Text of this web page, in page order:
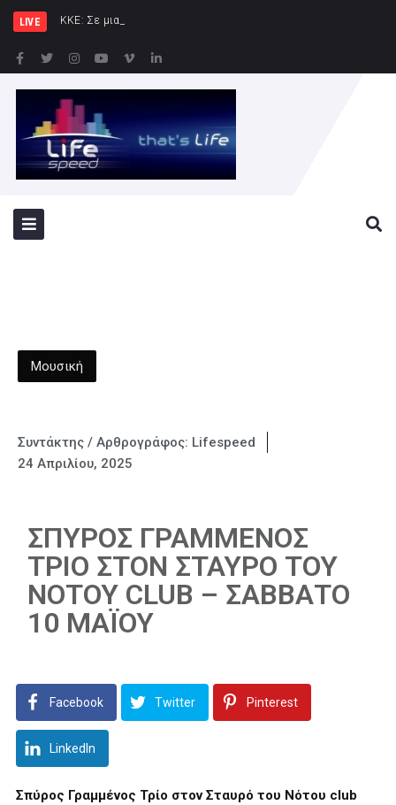
LIVE ΚΚΕ: Σε μια περιοχή που ήδη
Μουσική
Συντάκτης / Αρθρογράφος: Lifespeed
24 Απριλίου, 2025
ΣΠΥΡΟΣ ΓΡΑΜΜΕΝΟΣ
ΤΡΙΟ ΣΤΟΝ ΣΤΑΥΡΟ ΤΟΥ
ΝΟΤΟΥ CLUB – ΣΑΒΒΑΤΟ
10 ΜΑΪΟΥ
Facebook Twitter Pinterest
LinkedIn
Σπύρος Γραμμένος Τρίο στον Σταυρό του Νότου club